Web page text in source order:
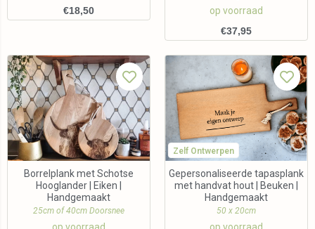
€18,50
op voorraad
€37,95
Borrelplank met Schotse
Hooglander | Eiken |
Handgemaakt
25cm of 40cm Doorsnee
Zelf Ontwerpen
Gepersonaliseerde tapasplank
met handvat hout | Beuken |
Handgemaakt
50 x 20cm